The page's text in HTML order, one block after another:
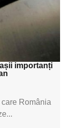
importanți
care România